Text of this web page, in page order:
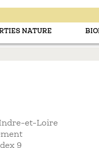
NATURE
et-Loire
9